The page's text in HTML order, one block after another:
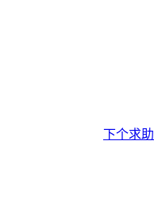
下个求助